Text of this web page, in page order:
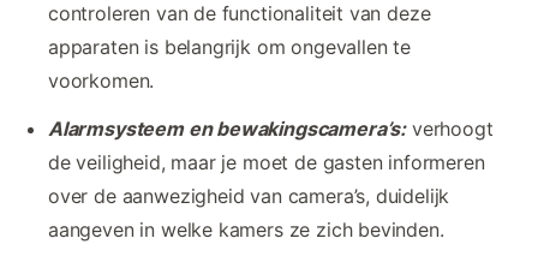
controleren van de functionaliteit van deze
apparaten is belangrijk om ongevallen te
voorkomen.
Alarmsysteem en bewakingscamera’s:verhoogt
de veiligheid, maar je moet de gasten informeren
over de aanwezigheid van camera’s, duidelijk
aangeven in welke kamers ze zich bevinden.